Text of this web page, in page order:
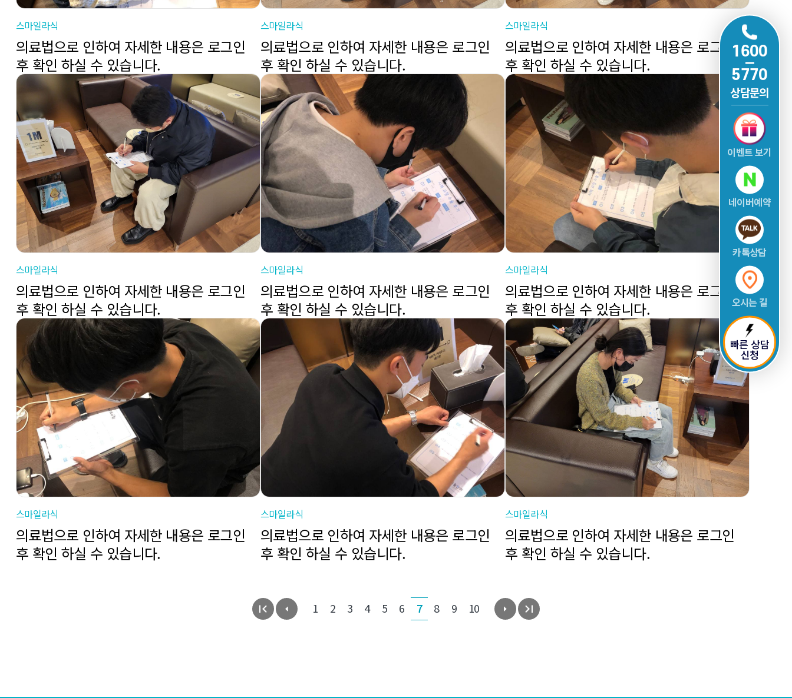
1600
5770
상담문의
이벤트 보기
네이버예약
카톡상담
오시는 길
빠른 상담
신청
스마일라식
의료법으로 인하여 자세한 내용은 로그인
후 확인 하실 수 있습니다.
스마일라식
의료법으로 인하여 자세한 내용은 로그인
후 확인 하실 수 있습니다.
스마일라식
의료법으로 인하여 자세한 내용은 로그인
후 확인 하실 수 있습니다.
스마일라식
의료법으로 인하여 자세한 내용은 로그인
후 확인 하실 수 있습니다.
스마일라식
의료법으로 인하여 자세한 내용은 로그인
후 확인 하실 수 있습니다.
스마일라식
의료법으로 인하여 자세한 내용은 로그인
후 확인 하실 수 있습니다.
스마일라식
의료법으로 인하여 자세한 내용은 로그인
후 확인 하실 수 있습니다.
스마일라식
의료법으로 인하여 자세한 내용은 로그인
후 확인 하실 수 있습니다.
스마일라식
의료법으로 인하여 자세한 내용은 로그인
후 확인 하실 수 있습니다.
1 2 3 4 5 6 7 8 9 10